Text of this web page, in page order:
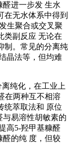
醛进一步发 生水
在无水体系中得到
生聚合或交叉聚
类副反应 无论在
制。常见的分离纯
晶法等，但均难
纯化，在工业上
在两种互不相溶
统萃取法和 原位
与易溶性胡敏素的
高5‑羟甲基糠醛
醛的纯 度，但较